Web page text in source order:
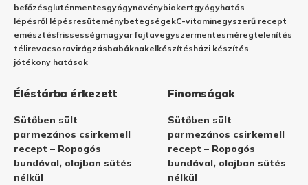
befőzésgluténmentesgyógynövénybiokertgyógyhatás
lépésről lépésresüteménybetegségekC-vitaminegyszerű recept
emésztésfrissességmagyar fajtavegyszermentesméregtelenítés
télirevacsoravirágzásbabáknakelkészítésházi készítés
jótékony hatások
Éléstárba érkezett
Sütőben sült
parmezános csirkemell
recept – Ropogós
bundával, olajban sütés
nélkül
Finomságok
Sütőben sült
parmezános csirkemell
recept – Ropogós
bundával, olajban sütés
nélkül